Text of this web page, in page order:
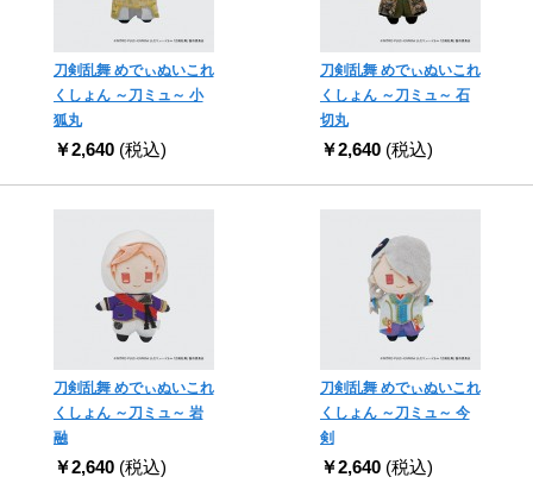
刀剣乱舞 めでぃぬいこれ
くしょん ～刀ミュ～ 小
狐丸
￥2,640 (税込)
刀剣乱舞 めでぃぬいこれ
くしょん ～刀ミュ～ 石
切丸
￥2,640 (税込)
刀剣乱舞 めでぃぬいこれ
くしょん ～刀ミュ～ 岩
融
￥2,640 (税込)
刀剣乱舞 めでぃぬいこれ
くしょん ～刀ミュ～ 今
剣
￥2,640 (税込)